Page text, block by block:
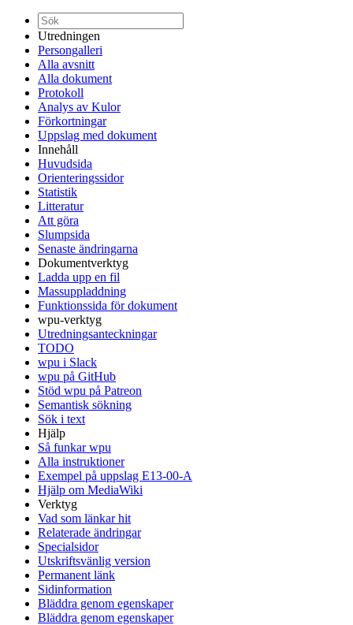
Utredningen
Persongalleri
Alla avsnitt
Alla dokument
Protokoll
Analys av Kulor
Förkortningar
Uppslag med dokument
Innehåll
Huvudsida
Orienteringssidor
Statistik
Litteratur
Att göra
Slumpsida
Senaste ändringarna
Dokumentverktyg
Ladda upp en fil
Massuppladdning
Funktionssida för dokument
wpu-verktyg
Utredningsanteckningar
TODO
wpu i Slack
wpu på GitHub
Stöd wpu på Patreon
Semantisk sökning
Sök i text
Hjälp
Så funkar wpu
Alla instruktioner
Exempel på uppslag E13-00-A
Hjälp om MediaWiki
Verktyg
Vad som länkar hit
Relaterade ändringar
Specialsidor
Utskriftsvänlig version
Permanent länk
Sidinformation
Bläddra genom egenskaper
Bläddra genom egenskaper